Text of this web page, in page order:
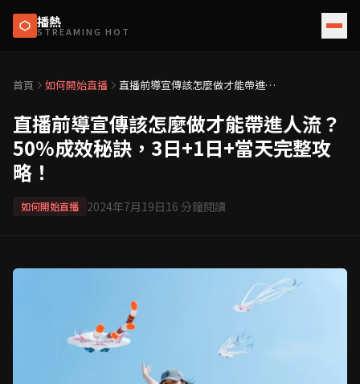
播熱
STREAMING HOT
首頁 如何開始直播
直播前導宣傳該怎麼做才能帶進人
完整攻略！
直播前導宣傳該怎麼做才能帶進人流？
50%成效秘訣，3日+1日+當天完整攻
略！
如何開始直播 2024年7月19日16 分鐘閱讀